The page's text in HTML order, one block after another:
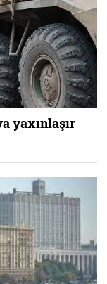
yaxınlaşır